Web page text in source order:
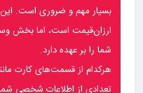
بسیار مهم و ضروری است. این
ارزان‌قیمت است، اما بخش
شما را بر عهده دارد.
هرکدام از قسمت‌های کارت
تعدادی از اطلاعات شخصی